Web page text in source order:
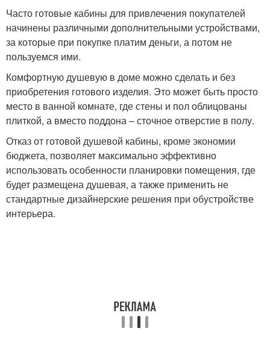
Часто готовые кабины для привлечения покупателей
начинены различными дополнительными устройствами,
за которые при покупке платим деньги, а потом не
пользуемся ими.
Комфортную душевую в доме можно сделать и без
приобретения готового изделия. Это может быть просто
место в ванной комнате, где стены и пол облицованы
плиткой, а вместо поддона – сточное отверстие в полу.
Отказ от готовой душевой кабины, кроме экономии
бюджета, позволяет максимально эффективно
использовать особенности планировки помещения, где
будет размещена душевая, а также применить не
стандартные дизайнерские решения при обустройстве
интерьера.